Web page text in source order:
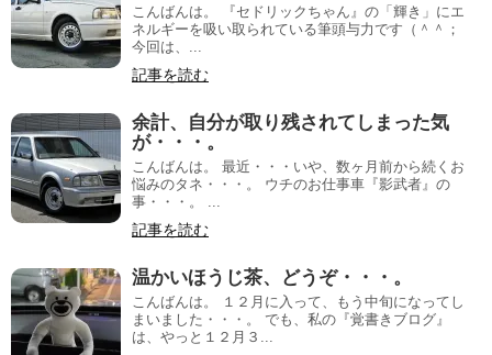
こんばんは。 『セドリックちゃん』の「輝き」にエ
ネルギーを吸い取られている筆頭与力です（＾＾；
今回は、...
記事を読む
余計、自分が取り残されてしまった気
が・・・。
こんばんは。 最近・・・いや、数ヶ月前から続くお
悩みのタネ・・・。 ウチのお仕事車『影武者』の
事・・・。 ...
記事を読む
温かいほうじ茶、どうぞ・・・。
こんばんは。 １２月に入って、もう中旬になってし
まいました・・・。 でも、私の『覚書きブログ』
は、やっと１２月３...